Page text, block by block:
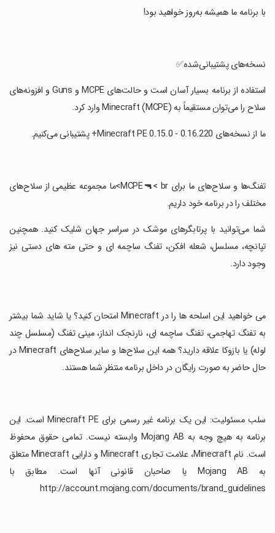
‏با برنامه ما همیشه به‌روز خواهید بود!
‏نسخه‌های پشتیبانی‌شده✅
‏استفاده از برنامه بسیار آسان است و حالت‌های MCPE و Guns و افزونه‌های
سلاح را می‌توان مستقیماً به Minecraft (MCPE) وارد کرد.
‏ما از نسخه‌های Minecraft PE 0.15.0 - 0.16.220+ پشتیبانی می‌کنیم.
‏تفنگ‌ها و سلاح‌های ما برای MCPE🔫< br>ما مجموعه عظیمی از سلاح‌های
مختلف را در برنامه خود داریم.
‏شما می‌توانید با پرتابگرهای موشک در سراسر جهان شلیک کنید. همچنین
تپانچه، مسلسل، شعله افکن، تفنگ ساچمه ای و حتی مته های دستی نیز
وجود دارد.
‏می خواهید این اسلحه ها را در Minecraft امتحان کنید؟ یا شاید شما بیشتر
به تفنگ تهاجمی، تفنگ ساچمه ای، نارنجک انداز، مینی تفنگ (مسلسل چند
لوله) یا بازوکا علاقه دارید؟ همه این سلاح‌ها و سایر سلاح‌های Minecraft در
حال حاضر به صورت رایگان در داخل برنامه منتظر شما هستند.
‏سلب مسئولیت: این یک برنامه غیر رسمی برای Minecraft PE است. این
برنامه به هیچ وجه به Mojang AB وابسته نیست. تمامی حقوق محفوظ
است. نام Minecraft، علامت تجاری Minecraft و دارایی Minecraft متعلق
به Mojang AB یا صاحبان قانونی آنها است. مطابق با
http://account.mojang.com/documents/brand_guidelines